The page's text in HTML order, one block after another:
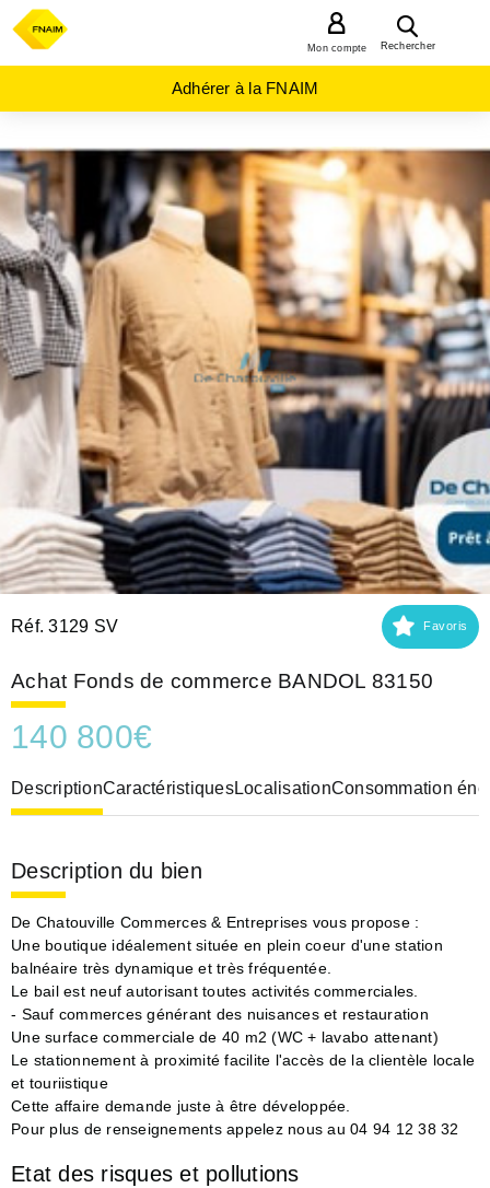
Rechercher
Mon compte
Adhérer à la FNAIM
PROVENCE-
ALPES-
COTE-D-
AZUR
VAR
(83)
BANDOL
(83150)
Réf. 3129 SV Favoris
Achat Fonds de commerce BANDOL 83150
140 800€
DescriptionCaractéristiquesLocalisationConsommation
Description du bien
De Chatouville Commerces & Entreprises vous propose :
Une boutique idéalement située en plein coeur d'une station
balnéaire très dynamique et très fréquentée.
Le bail est neuf autorisant toutes activités commerciales.
- Sauf commerces générant des nuisances et restauration
Une surface commerciale de 40 m2 (WC + lavabo attenant)
Le stationnement à proximité facilite l'accès de la clientèle locale
et touriistique
Cette affaire demande juste à être développée.
Pour plus de renseignements appelez nous au 04 94 12 38 32
Etat des risques et pollutions